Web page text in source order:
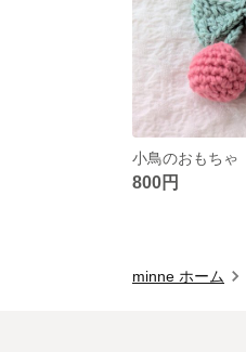
800円
minne ホーム